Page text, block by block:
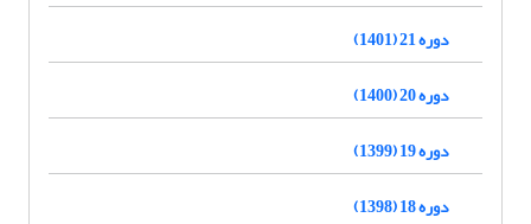
دوره 21 (1401)
دوره 20 (1400)
دوره 19 (1399)
دوره 18 (1398)